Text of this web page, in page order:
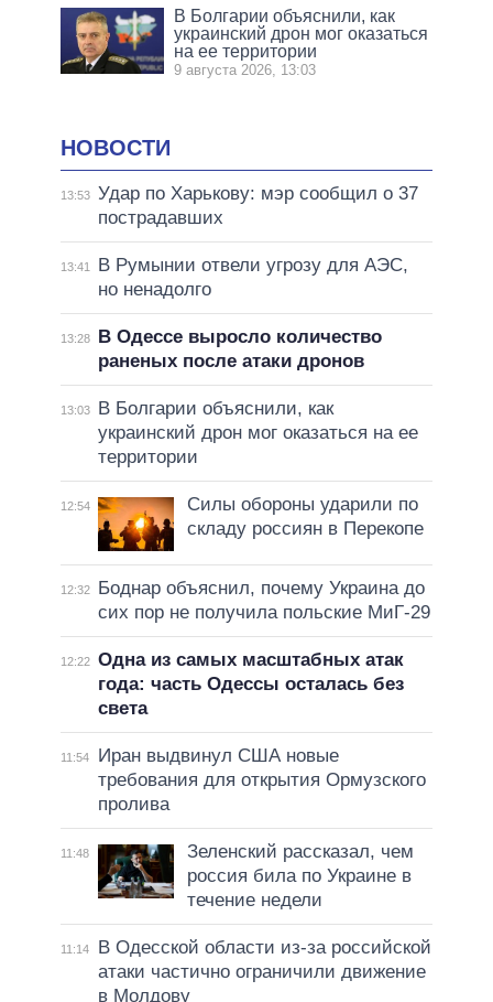
В Болгарии объяснили, как
украинский дрон мог оказаться
на ее территории
9 августа 2026, 13:03
НОВОСТИ
13:53 Удар по Харькову: мэр сообщил о 37
пострадавших
13:41
В Румынии отвели угрозу для АЭС,
но ненадолго
13:28
В Одессе выросло количество
раненых после атаки дронов
13:03
В Болгарии объяснили, как
украинский дрон мог оказаться на ее
территории
12:54
Силы обороны ударили по
складу россиян в Перекопе
12:32
Боднар объяснил, почему Украина до
сих пор не получила польские МиГ-29
12:22 Одна из самых масштабных атак
года: часть Одессы осталась без
света
11:54
Иран выдвинул США новые
требования для открытия Ормузского
пролива
11:48
Зеленский рассказал, чем
россия била по Украине в
течение недели
11:14
В Одесской области из-за российской
атаки частично ограничили движение
в Молдову